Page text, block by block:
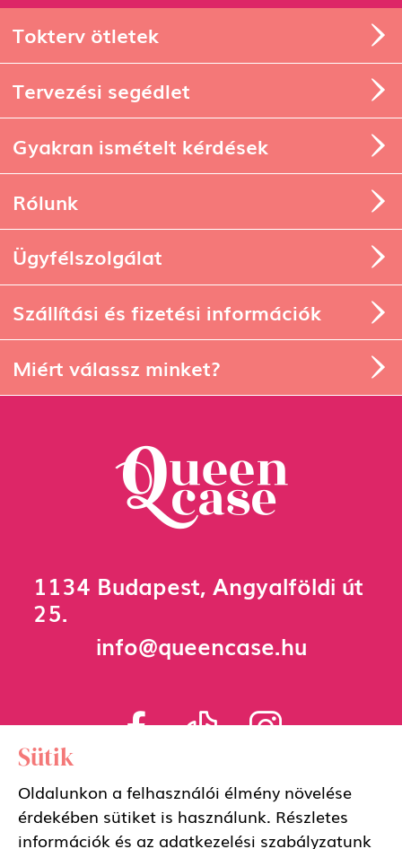
Tokterv ötletek
Tervezési segédlet
Gyakran ismételt kérdések
Rólunk
Ügyfélszolgálat
Szállítási és fizetési információk
Miért válassz minket?
25.
Adatkezelési szabályzat
Általános szerződési feltételek
Sütik
Oldalunkon a felhasználói élmény növelése
érdekében sütiket is használunk. Részletes
információk és az adatkezelési szabályzatunk